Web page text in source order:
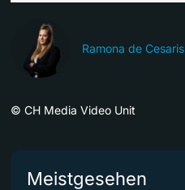
Ramona de Cesaris
© CH Media Video Unit
Meistgesehen